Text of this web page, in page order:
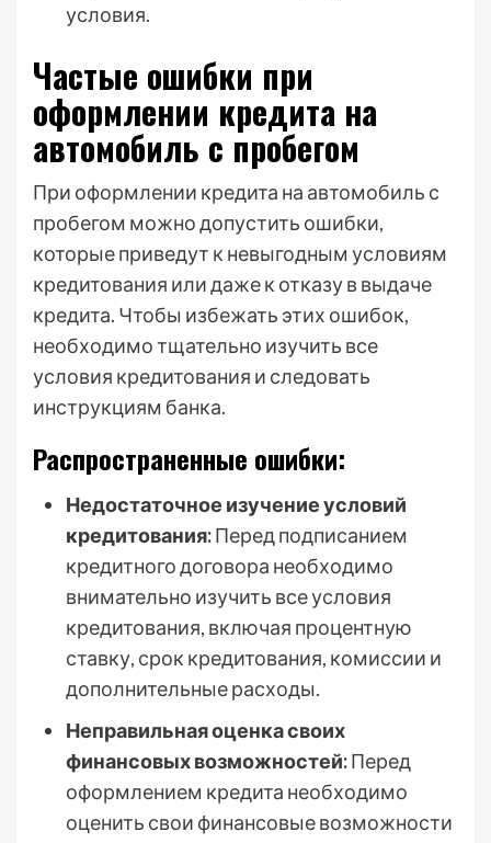
условия.
Частые ошибки при
оформлении кредита на
автомобиль с пробегом
При оформлении кредита на автомобиль с
пробегом можно допустить ошибки,
которые приведут к невыгодным условиям
кредитования или даже к отказу в выдаче
кредита. Чтобы избежать этих ошибок,
необходимо тщательно изучить все
условия кредитования и следовать
инструкциям банка.
Распространенные ошибки:
Недостаточное изучение условий
кредитования:Перед подписанием
кредитного договора необходимо
внимательно изучить все условия
кредитования, включая процентную
ставку, срок кредитования, комиссии и
дополнительные расходы.
Неправильная оценка своих
финансовых возможностей:Перед
оформлением кредита необходимо
оценить свои финансовые возможности